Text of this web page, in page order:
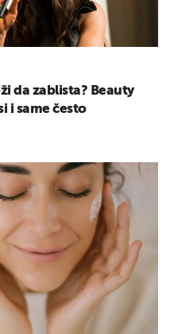
da zablista? Beauty
i same često